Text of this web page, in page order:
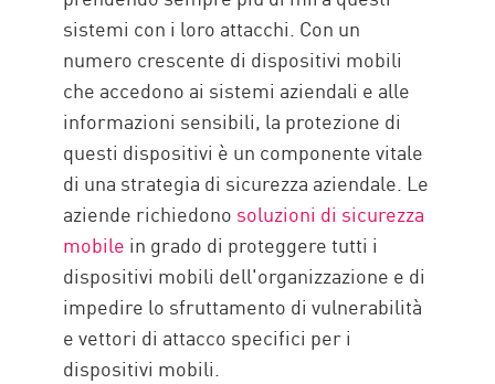
sistemi con i loro attacchi. Con un
numero crescente di dispositivi mobili
che accedono ai sistemi aziendali e alle
informazioni sensibili, la protezione di
questi dispositivi è un componente vitale
di una strategia di sicurezza aziendale. Le
aziende richiedono soluzioni di sicurezza
mobile in grado di proteggere tutti i
dispositivi mobili dell'organizzazione e di
impedire lo sfruttamento di vulnerabilità
e vettori di attacco specifici per i
dispositivi mobili.